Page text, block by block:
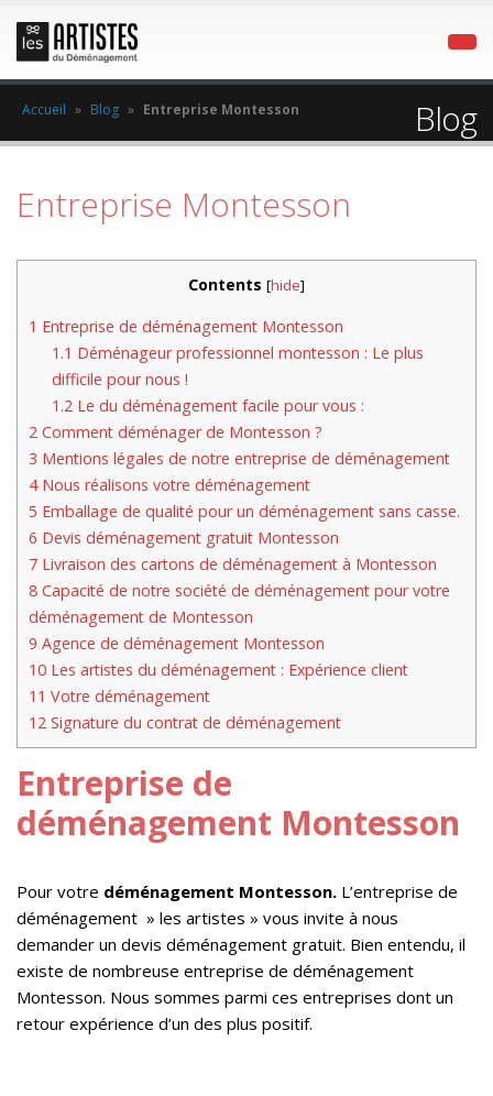
Blog
Accueil » Blog » Entreprise Montesson
Entreprise Montesson
Contents [hide]
1 Entreprise de déménagement Montesson
1.1 Déménageur professionnel montesson : Le plus
difficile pour nous !
1.2 Le du déménagement facile pour vous :
2 Comment déménager de Montesson ?
3 Mentions légales de notre entreprise de déménagement
4Nous réalisons votre déménagement
5 Emballage de qualité pour un déménagement sans casse.
6 Devis déménagement gratuit Montesson
7 Livraison des cartons de déménagement à Montesson
8 Capacité de notre société de déménagement pour votre
déménagement de Montesson
9 Agence de déménagement Montesson
10 Les artistes du déménagement : Expérience client
11 Votre déménagement
12 Signature du contrat de déménagement
Entreprise de
déménagement Montesson
Pour votre déménagement Montesson. L’entreprise de
déménagement » les artistes » vous invite à nous
demander un devis déménagement gratuit. Bien entendu, il
existe de nombreuse entreprise de déménagement
Montesson. Nous sommes parmi ces entreprises dont un
retour expérience d’un des plus positif.